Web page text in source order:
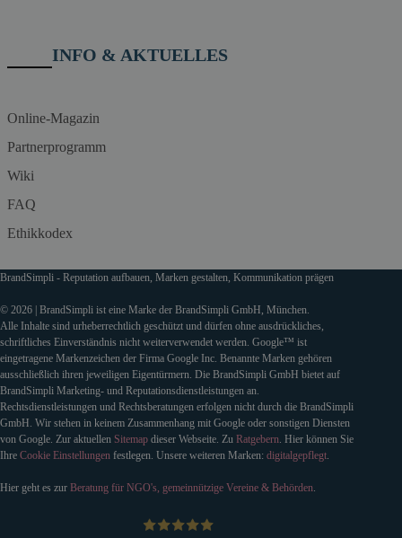
INFO & AKTUELLES
Online-Magazin
Partnerprogramm
Wiki
FAQ
Ethikkodex
BrandSimpli - Reputation aufbauen, Marken gestalten, Kommunikation prägen
© 2026 | BrandSimpli ist eine Marke der BrandSimpli GmbH, München.
Alle Inhalte sind urheberrechtlich geschützt und dürfen ohne ausdrückliches,
schriftliches Einverständnis nicht weiterverwendet werden. Google™ ist
eingetragene Markenzeichen der Firma Google Inc. Benannte Marken gehören
ausschließlich ihren jeweiligen Eigentürmern. Die BrandSimpli GmbH bietet auf
BrandSimpli Marketing- und Reputationsdienstleistungen an.
Rechtsdienstleistungen und Rechtsberatungen erfolgen nicht durch die BrandSimpli
GmbH. Wir stehen in keinem Zusammenhang mit Google oder sonstigen Diensten
von Google. Zur aktuellen Sitemap dieser Webseite. Zu Ratgebern. Hier können Sie
Ihre Cookie Einstellungen festlegen. Unsere weiteren Marken: digitalgepflegt.
Hier geht es zur Beratung für NGO's, gemeinnützige Vereine & Behörden.